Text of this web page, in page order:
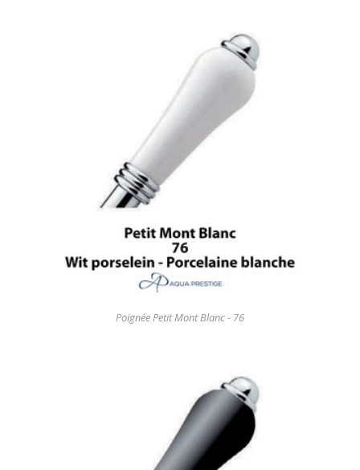
Poignée Petit Mont Blanc - 76